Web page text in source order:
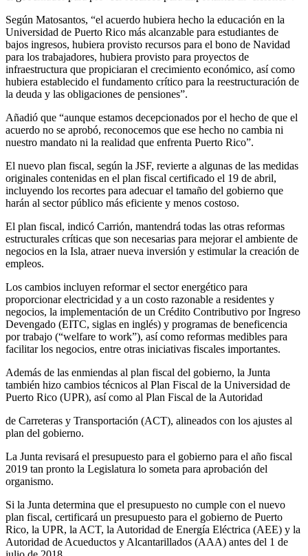
Según Matosantos, “el acuerdo hubiera hecho la educación en la
Universidad de Puerto Rico más alcanzable para estudiantes de
bajos ingresos, hubiera provisto recursos para el bono de Navidad
para los trabajadores, hubiera provisto para proyectos de
infraestructura que propiciaran el crecimiento económico, así como
hubiera establecido el fundamento crítico para la reestructuración de
la deuda y las obligaciones de pensiones”.
Añadió que “aunque estamos decepcionados por el hecho de que el
acuerdo no se aprobó, reconocemos que ese hecho no cambia ni
nuestro mandato ni la realidad que enfrenta Puerto Rico”.
El nuevo plan fiscal, según la JSF, revierte a algunas de las medidas
originales contenidas en el plan fiscal certificado el 19 de abril,
incluyendo los recortes para adecuar el tamaño del gobierno que
harán al sector público más eficiente y menos costoso.
El plan fiscal, indicó Carrión, mantendrá todas las otras reformas
estructurales críticas que son necesarias para mejorar el ambiente de
negocios en la Isla, atraer nueva inversión y estimular la creación de
empleos.
Los cambios incluyen reformar el sector energético para
proporcionar electricidad y a un costo razonable a residentes y
negocios, la implementación de un Crédito Contributivo por Ingreso
Devengado (EITC, siglas en inglés) y programas de beneficencia
por trabajo (“welfare to work”), así como reformas medibles para
facilitar los negocios, entre otras iniciativas fiscales importantes.
Además de las enmiendas al plan fiscal del gobierno, la Junta
también hizo cambios técnicos al Plan Fiscal de la Universidad de
Puerto Rico (UPR), así como al Plan Fiscal de la Autoridad
de Carreteras y Transportación (ACT), alineados con los ajustes al
plan del gobierno.
La Junta revisará el presupuesto para el gobierno para el año fiscal
2019 tan pronto la Legislatura lo someta para aprobación del
organismo.
Si la Junta determina que el presupuesto no cumple con el nuevo
plan fiscal, certificará un presupuesto para el gobierno de Puerto
Rico, la UPR, la ACT, la Autoridad de Energía Eléctrica (AEE) y la
Autoridad de Acueductos y Alcantarillados (AAA) antes del 1 de